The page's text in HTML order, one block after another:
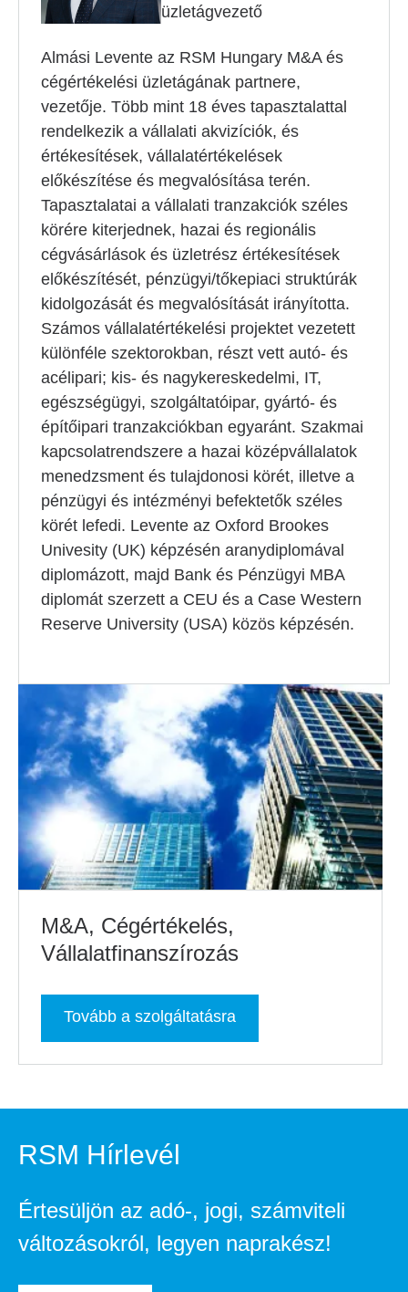
M&A, Cégértékelés,
Vállalatfinanszírozás
Tovább a szolgáltatásra
üzletágvezető
Almási Levente az RSM Hungary M&A és
cégértékelési üzletágának partnere,
vezetője. Több mint 18 éves tapasztalattal
rendelkezik a vállalati akvizíciók, és
értékesítések, vállalatértékelések
előkészítése és megvalósítása terén.
Tapasztalatai a vállalati tranzakciók széles
körére kiterjednek, hazai és regionális
cégvásárlások és üzletrész értékesítések
előkészítését, pénzügyi/tőkepiaci struktúrák
kidolgozását és megvalósítását irányította.
Számos vállalatértékelési projektet vezetett
különféle szektorokban, részt vett autó- és
acélipari; kis- és nagykereskedelmi, IT,
egészségügyi, szolgáltatóipar, gyártó- és
építőipari tranzakciókban egyaránt. Szakmai
kapcsolatrendszere a hazai középvállalatok
menedzsment és tulajdonosi körét, illetve a
pénzügyi és intézményi befektetők széles
körét lefedi. Levente az Oxford Brookes
Univesity (UK) képzésén aranydiplomával
diplomázott, majd Bank és Pénzügyi MBA
diplomát szerzett a CEU és a Case Western
Reserve University (USA) közös képzésén.
RSM Hírlevél
Értesüljön az adó-, jogi, számviteli
változásokról, legyen naprakész!